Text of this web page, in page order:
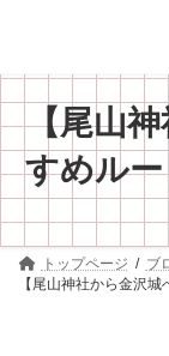
ン
ッ
プ
ー
移
動
【尾山
すめル
トップページ ブ
【尾山神社から金沢